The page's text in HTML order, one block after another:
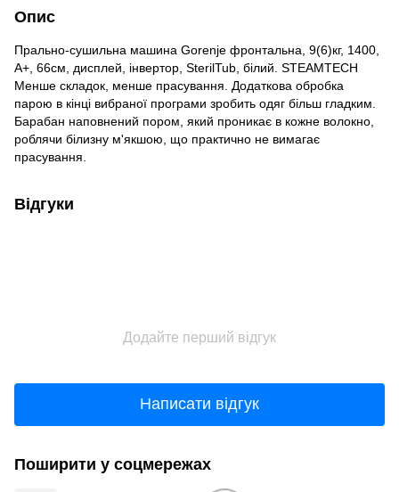
Опис
Прально-сушильна машина Gorenje фронтальна, 9(6)кг, 1400,
A+, 66см, дисплей, інвертор, SterilTub, білий. STEAMTECH
Менше складок, менше прасування. Додаткова обробка
парою в кінці вибраної програми зробить одяг більш гладким.
Барабан наповнений пором, який проникає в кожне волокно,
роблячи білизну м'якшою, що практично не вимагає
прасування.
Відгуки
Додайте перший відгук
Написати відгук
Поширити у соцмережах